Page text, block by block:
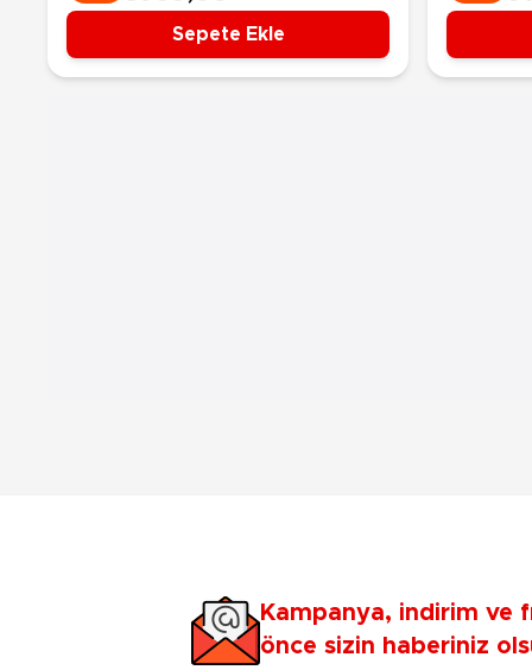
Sepete Ekle
Kampanya, indirim ve
önce sizin haberiniz